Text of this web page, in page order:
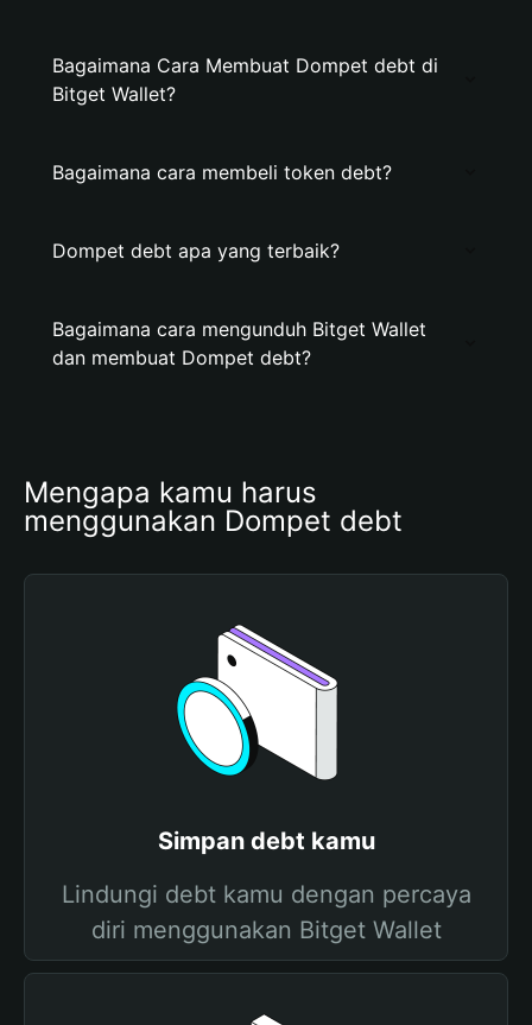
Bagaimana Cara Membuat Dompet debt di
Bitget Wallet?
Bagaimana cara membeli token debt?
Dompet debt apa yang terbaik?
Bagaimana cara mengunduh Bitget Wallet
dan membuat Dompet debt?
Mengapa kamu harus
menggunakan Dompet debt
Simpan debt kamu
Lindungi debt kamu dengan percaya
diri menggunakan Bitget Wallet